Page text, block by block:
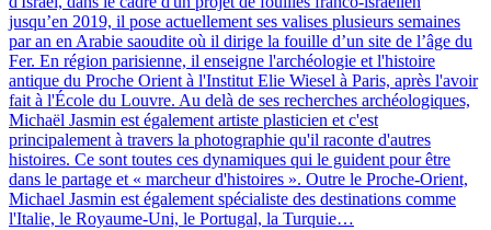
jusqu’en 2019, il pose actuellement ses valises plusieurs semaines
par an en Arabie saoudite où il dirige la fouille d’un site de l’âge du
Fer. En région parisienne, il enseigne l'archéologie et l'histoire
antique du Proche Orient à l'Institut Elie Wiesel à Paris, après l'avoir
fait à l'École du Louvre. Au delà de ses recherches archéologiques,
Michaël Jasmin est également artiste plasticien et c'est
principalement à travers la photographie qu'il raconte d'autres
histoires. Ce sont toutes ces dynamiques qui le guident pour être
dans le partage et « marcheur d'histoires ». Outre le Proche-Orient,
Michael Jasmin est également spécialiste des destinations comme
l'Italie, le Royaume-Uni, le Portugal, la Turquie…